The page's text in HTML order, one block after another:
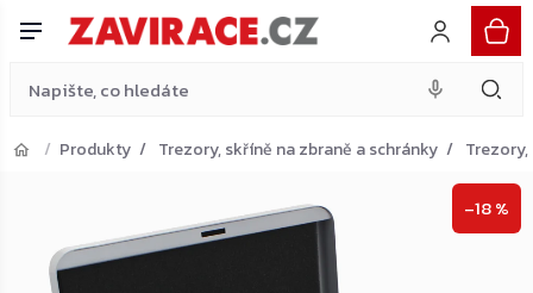
Produkty Trezory, skříně na zbraně a schránky
–18 %
Zpět do obchodu
500 Kč
Do košíku